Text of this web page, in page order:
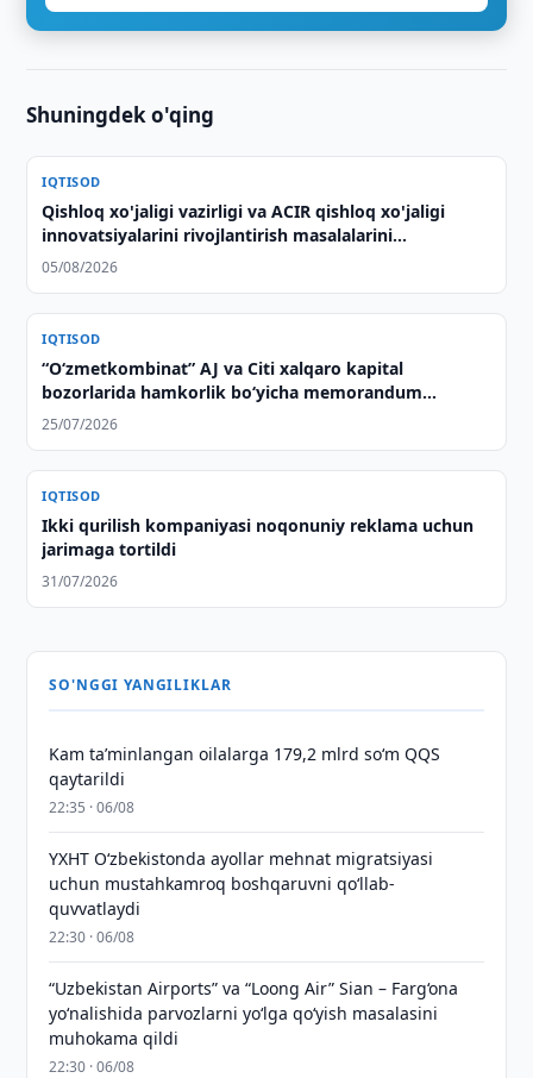
Shuningdek o'qing
IQTISOD
Qishloq xo'jaligi vazirligi va ACIR qishloq xo'jaligi
innovatsiyalarini rivojlantirish masalalarini
muhokama qilishdi
05/08/2026
IQTISOD
“O‘zmetkombinat” AJ va Citi xalqaro kapital
bozorlarida hamkorlik bo‘yicha memorandum
imzoladi
25/07/2026
IQTISOD
Ikki qurilish kompaniyasi noqonuniy reklama uchun
jarimaga tortildi
31/07/2026
SO'NGGI YANGILIKLAR
Kam taʼminlangan oilalarga 179,2 mlrd so‘m QQS
qaytarildi
22:35 · 06/08
YXHT O‘zbekistonda ayollar mehnat migratsiyasi
uchun mustahkamroq boshqaruvni qo‘llab-
quvvatlaydi
22:30 · 06/08
“Uzbekistan Airports” va “Loong Air” Sian – Farg‘ona
yo‘nalishida parvozlarni yo‘lga qo‘yish masalasini
muhokama qildi
22:30 · 06/08